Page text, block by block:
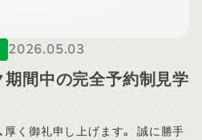
2026.05.03
間中の完全予約制見学
礼申し上げます。 誠に勝手